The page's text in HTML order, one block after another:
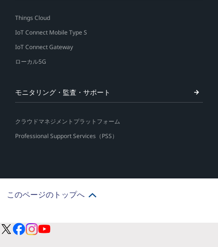
Things Cloud
IoT Connect Mobile Type S
IoT Connect Gateway
ローカル5G
モニタリング・監査・サポート
クラウドマネジメントプラットフォーム
Professional Support Services（PSS）
このページのトップへ